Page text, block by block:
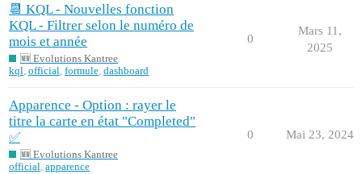
📆 KQL - Nouvelles fonction
KQL - Filtrer selon le numéro de
mois et année
🆕 Evolutions Kantree
kql, official, formule, dashboard
0
Mars 11,
2025
Apparence - Option : rayer le
titre la carte en état "Completed"
✅
🆕 Evolutions Kantree
official, apparence
0 Mai 23, 2024